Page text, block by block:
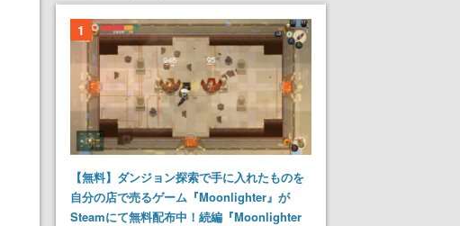
1
【無料】ダンジョン探索で手に入れたものを
自分の店で売るゲーム『Moonlighter』が
Steamにて無料配布中！続編『Moonlighter